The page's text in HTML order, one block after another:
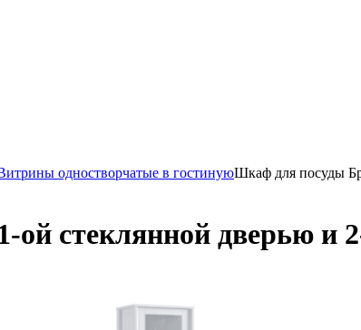
одностворчатые в гостинуюШкаф для посуды
стеклянной дверью